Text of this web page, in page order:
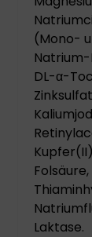
(Mono-
DL-α-
Laktase.